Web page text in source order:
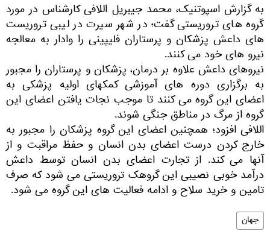
به گزارش اسپوتنیک، محمد جیبریل اللافی کارشناس در مورد
گروه های تروریستی گفت؛ در شهر سیرت در لیبی تروریست
های داعش پزشکان و پرستاران فلیپینی را وادار به معالجه
نیرو های خود می کنند.
نیروهای داعش علاوه بر درمان، پزشکان و پرستاران را مجبور
به برگزاری دوره های آموزشی کمکهای اولیه پزشکی به
اعضای این گروه می کنند تا موجب نجات یافتن اعضای این
گروه از مرگ در مناطق جنگی شوند.
اللافی افزود؛ همچنین اعضای این گروه پزشکان را مجبور به
خارج کردن درست اعضای بدن انسان و حفظ مراقبت و از
آنها می کند. از تجارت اعضای بدن انسان توسط داعش
درآمد خوبی نصیبی این گروهک تروریستی می شود که صرف
تامین و خرید سلاح و ادامه فعالیت های این گروه می شود.
جهان